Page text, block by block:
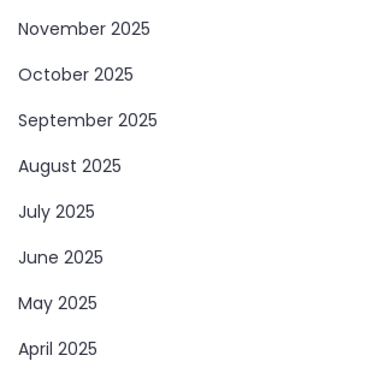
November 2025
October 2025
September 2025
August 2025
July 2025
June 2025
May 2025
April 2025